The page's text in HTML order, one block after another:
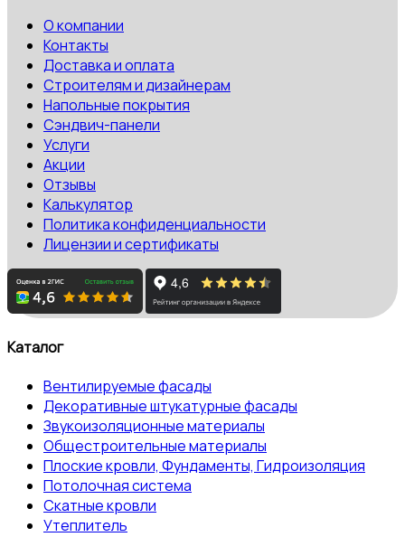
О компании
Контакты
Доставка и оплата
Строителям и дизайнерам
Напольные покрытия
Сэндвич-панели
Услуги
Акции
Отзывы
Калькулятор
Политика конфиденциальности
Лицензии и сертификаты
Каталог
Вентилируемые фасады
Декоративные штукатурные фасады
Звукоизоляционные материалы
Общестроительные материалы
Плоские кровли, Фундаменты, Гидроизоляция
Потолочная система
Скатные кровли
Утеплитель